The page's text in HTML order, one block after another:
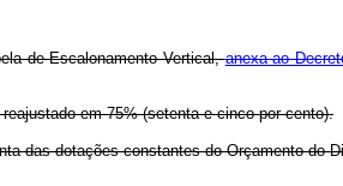
de Escalonamento Vertical,anexa ao
em 75% (setenta e cinco por cento).
dotações constantes do Orçamento do